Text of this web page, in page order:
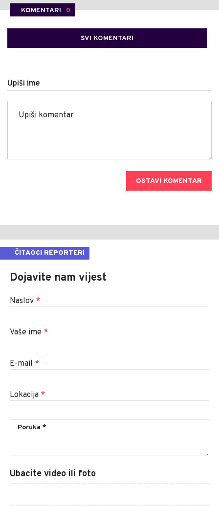
KOMENTARI 0
SVI KOMENTARI
Upiši ime
OSTAVI KOMENTAR
ČITAOCI REPORTERI
Dojavite nam vijest
Naslov *
Vaše ime *
E-mail *
Lokacija *
Ubacite video ili foto